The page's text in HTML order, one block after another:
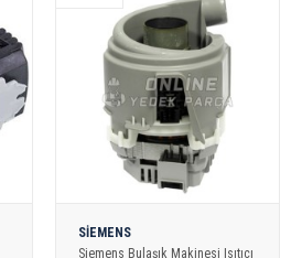
SİEMENS
Siemens Bulaşık Makinesi Isıtıcı